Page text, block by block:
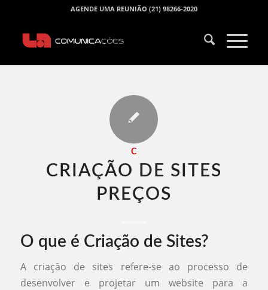
AGENDE UMA REUNIÃO (21) 98266-2020
C
CRIAÇÃO DE SITES
PREÇOS​
O que é Criação de Sites?
A criação de sites refere-se ao processo de
desenvolver e projetar um website para a